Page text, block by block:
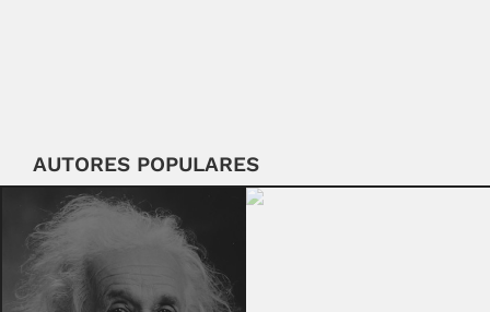
AUTORES POPULARES